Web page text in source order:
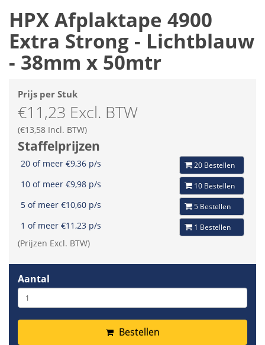
HPX Afplaktape 4900
Extra Strong - Lichtblauw
- 38mm x 50mtr
Prijs per Stuk
€11,23 Excl. BTW
(€13,58 Incl. BTW)
Staffelprijzen
20 of meer €9,36 p/s 20 Bestellen
10 of meer €9,98 p/s 10 Bestellen
5 of meer €10,60 p/s 5 Bestellen
1 of meer €11,23 p/s 1 Bestellen
(Prijzen Excl. BTW)
Aantal
Bestellen